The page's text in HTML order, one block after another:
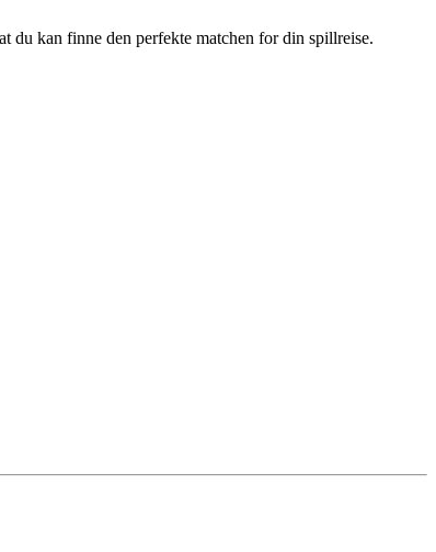
du kan finne den perfekte matchen for din spillreise.